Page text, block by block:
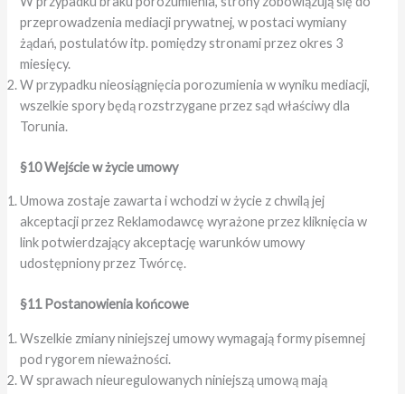
przeprowadzenia mediacji prywatnej, w postaci wymiany
żądań, postulatów itp. pomiędzy stronami przez okres 3
miesięcy.
W przypadku nieosiągnięcia porozumienia w wyniku mediacji,
wszelkie spory będą rozstrzygane przez sąd właściwy dla
Torunia.
§10 Wejście w życie umowy
Umowa zostaje zawarta i wchodzi w życie z chwilą jej
akceptacji przez Reklamodawcę wyrażone przez kliknięcia w
link potwierdzający akceptację warunków umowy
udostępniony przez Twórcę.
§11 Postanowienia końcowe
Wszelkie zmiany niniejszej umowy wymagają formy pisemnej
pod rygorem nieważności.
W sprawach nieuregulowanych niniejszą umową mają